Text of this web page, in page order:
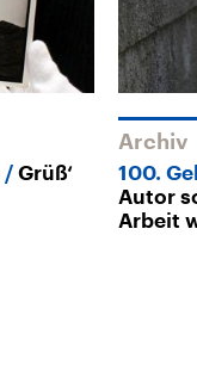
Grüß‘
Archiv
100.
Autor
Arbeit